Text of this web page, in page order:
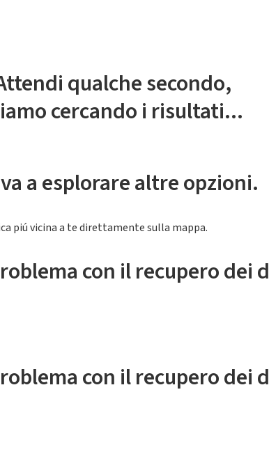
qualche secondo,
cercando i risultati...
a esplorare altre opzioni.
piú vicina a te direttamente sulla mappa.
con il recupero dei
con il recupero dei